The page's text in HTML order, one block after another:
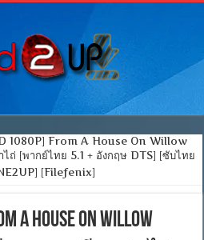
1080P] From A House On Willow
ถ่ [พากย์ไทย 5.1 + อังกฤษ DTS] [ซับไทย
[Filefenix]
A House On Willow